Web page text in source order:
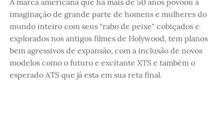
A marca americana que há mais de 50 anos povoou a
imaginação de grande parte de homens e mulheres do
mundo inteiro com seus "rabo de peixe" cobiçados e
explorados nos antigos filmes de Holywood, tem planos
bem agressivos de expansão, com a inclusão de novos
modelos como o futuro e excitante XTS e também o
esperado ATS que já esta em sua reta final.